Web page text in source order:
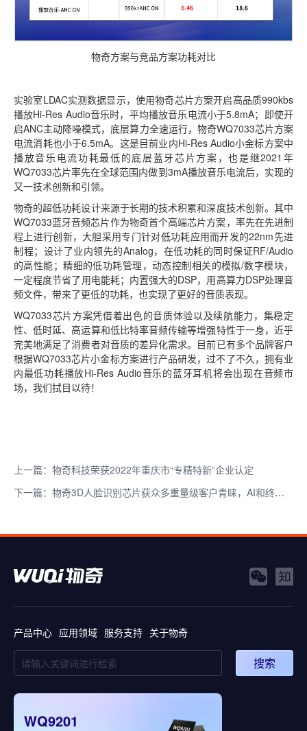
物奇方案与竞品方案功耗对比
实验室LDAC实测数据显示，使用物奇芯片方案开启高品质990kbs
播放Hi-Res Audio音乐时，平均播放音乐电流小于5.8mA；即使开
启ANC主动降噪模式，底层算力全速运行，物奇WQ7033芯片方案
电流消耗也小于6.5mA。这是目前业内Hi-Res Audio小金标方案中
播放音乐电流功耗最低的底层蓝牙芯片方案，也是继2021年
WQ7033芯片率先在全球范围内做到3mA播放音乐电流后，实现的
又一技术创新和引领。
物奇的超低功耗设计来源于长期的技术积累和深度技术创新。其中
WQ7033蓝牙音频芯片作为物奇首个高端芯片方案，率先在先进制
程上进行创新，大胆采用专门针对低功耗应用而开发的22nm先进
制程；设计了业内领先的Analog，在低功耗的同时保证RF/Audio
的高性能；精细的低功耗管理，动态控制相关的模拟/数字模块，
一定程度节省了用电能耗；内置强大的DSP，用高算力DSP处理音
频文件，带来了更低的功耗，也实现了更好的音质表现。
WQ7033芯片方案凭借着出色的音质体验以及续航能力，集稳定
性、低时延、高运算和低比特率音频传输等增强特性于一身，近乎
完美地满足了消费者对音质的差异化需求。目前已有多个品牌客户
根据WQ7033芯片小金标方案进行产品研发，过不了不久，拥有业
内最低功耗播放Hi-Res Audio音乐的蓝牙耳机将会出现在音频市
场，我们拭目以待！
上一篇：物奇科技荣获2022年重庆市“专精特新”企业认定
下一篇：物奇3D人脸识别芯片获众多重量级客户青睐，AI和终端智能融合发展战略效果凸显
产品中心 应用领域 服务支持 关于物奇
搜索
WQ9201